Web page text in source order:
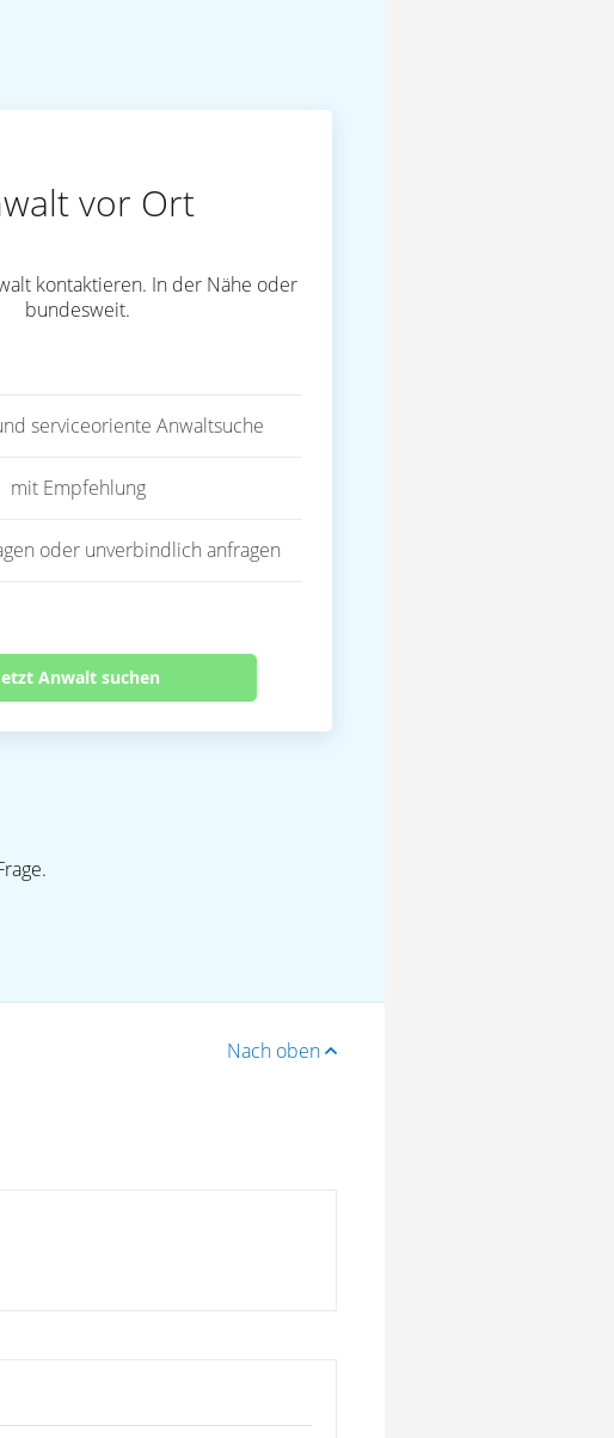
vor Ort
kontaktieren. In der Nähe oder
bundesweit.
serviceoriente Anwaltsuche
mit Empfehlung
oder unverbindlich anfragen
Anwalt suchen
Nach oben